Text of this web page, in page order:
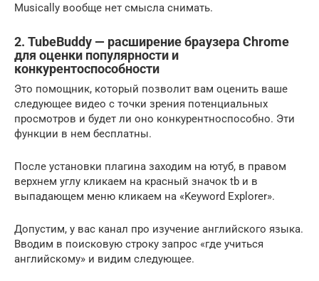
Musically вообще нет смысла снимать.
2. TubeBuddy — расширение браузера Chrome
для оценки популярности и
конкурентоспособности
Это помощник, который позволит вам оценить ваше
следующее видео с точки зрения потенциальных
просмотров и будет ли оно конкурентноспособно. Эти
функции в нем бесплатны.
После установки плагина заходим на ютуб, в правом
верхнем углу кликаем на красный значок tb и в
выпадающем меню кликаем на «Keyword Explorer».
Допустим, у вас канал про изучение английского языка.
Вводим в поисковую строку запрос «где учиться
английскому» и видим следующее.